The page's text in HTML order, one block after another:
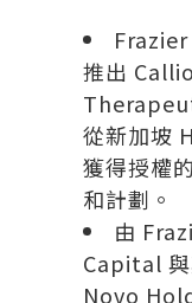
推出 Callio
從新加坡
獲得授權
和計劃。
由
Capital 與
Novo